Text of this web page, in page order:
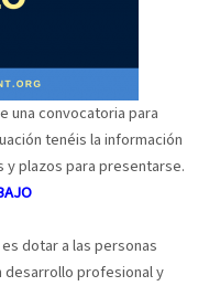
una convocatoria para
tenéis la información
plazos para presentarse.
dotar a las personas
desarrollo profesional y